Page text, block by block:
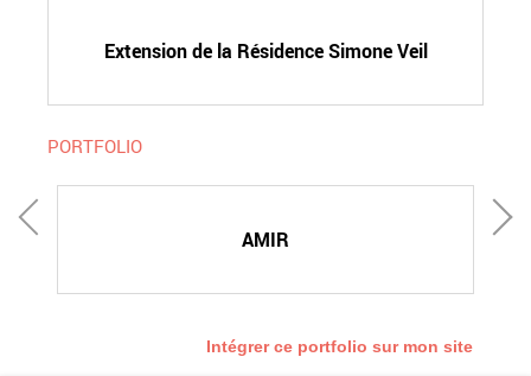
Extension de la Résidence Simone Veil
PORTFOLIO
AMIR
Intégrer ce portfolio sur mon site